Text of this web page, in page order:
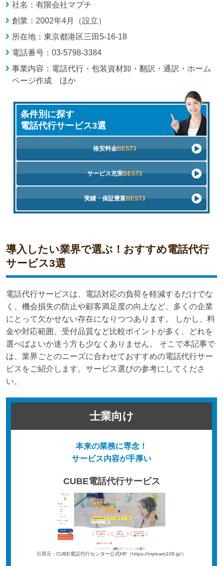
社名：有限会社マブチ
創業：2002年4月（設立）
所在地：東京都港区三田5-16-18
電話番号：03-5798-3384
事業内容：電話代行・包装資材卸・翻訳・通訳・ホーム
ページ作成 ほか
条件別に探す
電話代行サービス3選
格安料金BEST3
サービス充実BEST3
実績・保証豊富BEST3
導入したい業界で選ぶ！おすすめ電話代行
サービス3選
電話代行サービスは、電話対応の負荷を軽減するだけでな
く、機会損失の防止や顧客満足度の向上など、多くの企業
にとって欠かせない存在になりつつあります。 しかし、料
金や対応範囲、受付品質など比較ポイントが多く、どれを
選べばよいか迷う方も少なくありません。 そこで本記事で
は、業界ごとのニーズに合わせておすすめの電話代行サー
ビスをご紹介します。サービス選びの参考にしてくださ
い。
士業向け
本来の業務に専念！
サービス内容が手厚い
CUBE電話代行サービス
引用元：CUBE電話代行センター公式HP（https://myteam108.jp/）